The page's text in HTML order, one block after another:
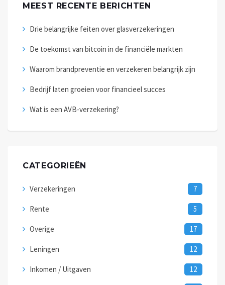
MEEST RECENTE BERICHTEN
Drie belangrijke feiten over glasverzekeringen
De toekomst van bitcoin in de financiële markten
Waarom brandpreventie en verzekeren belangrijk zijn
Bedrijf laten groeien voor financieel succes
Wat is een AVB-verzekering?
CATEGORIEËN
Verzekeringen 7
Rente 5
Overige 17
Leningen 12
Inkomen / Uitgaven 12